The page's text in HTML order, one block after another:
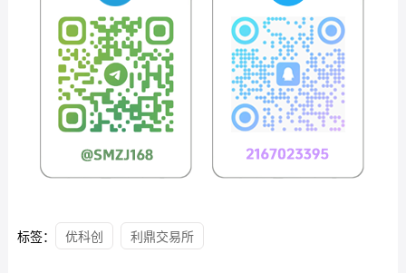
标签： 优科创 利鼎交易所